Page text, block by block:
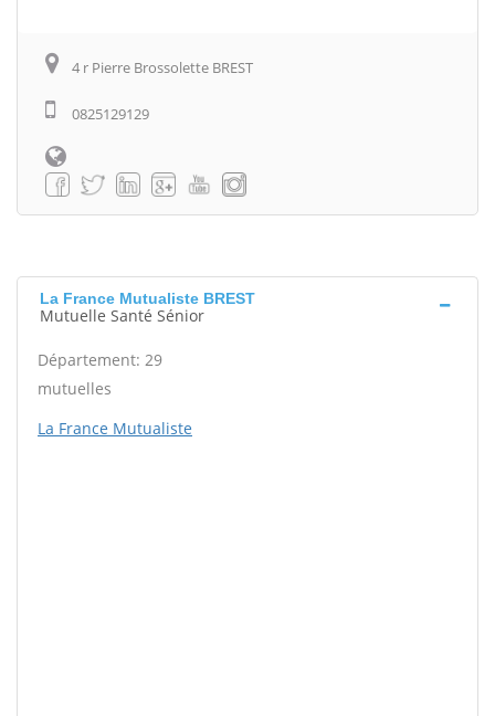
4 r Pierre Brossolette BREST
0825129129
La France Mutualiste BREST
Mutuelle Santé Sénior
Département: 29
mutuelles
La France Mutualiste